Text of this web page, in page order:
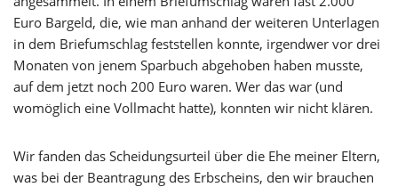
Euro Bargeld, die, wie man anhand der weiteren Unterlagen
in dem Briefumschlag feststellen konnte, irgendwer vor drei
Monaten von jenem Sparbuch abgehoben haben musste,
auf dem jetzt noch 200 Euro waren. Wer das war (und
womöglich eine Vollmacht hatte), konnten wir nicht klären.
Wir fanden das Scheidungsurteil über die Ehe meiner Eltern,
was bei der Beantragung des Erbscheins, den wir brauchen